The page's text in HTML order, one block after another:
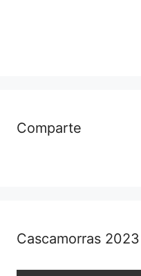
Comparte
Cascamorras 2023